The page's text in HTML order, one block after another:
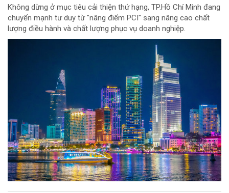
Không dừng ở mục tiêu cải thiện thứ hạng, TP.Hồ Chí Minh đang
chuyển mạnh tư duy từ "nâng điểm PCI" sang nâng cao chất
lượng điều hành và chất lượng phục vụ doanh nghiệp.